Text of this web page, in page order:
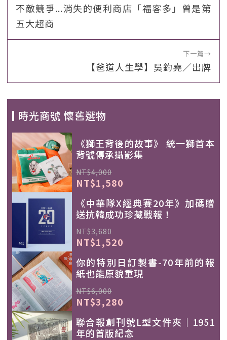
不敵競爭...消失的便利商店「福客多」曾是第
五大超商
下一篇→
【爸道人生學】吳鈞堯／出牌
時光商號 懷舊選物
《獅王背後的故事》 統一獅首本
背號傳承攝影集
NT$4,000
NT$1,580
《中華隊X經典賽20年》加碼贈
送抗韓成功珍藏戰報！
NT$3,680
NT$1,520
你的特別日訂製書-70年前的報
紙也能原貌重現
NT$6,000
NT$3,280
聯合報創刊號L型文件夾｜1951
年的首版紀念